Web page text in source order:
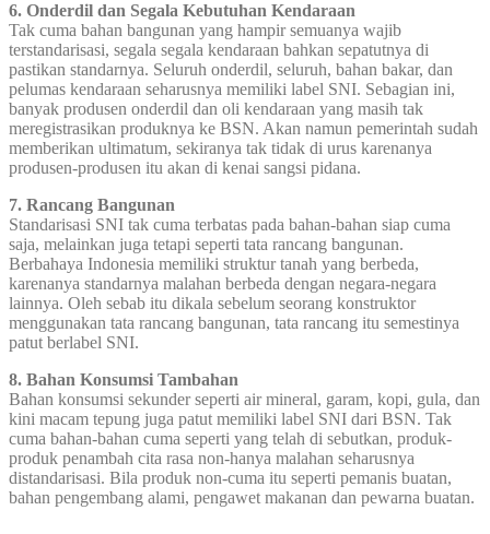
6. Onderdil dan Segala Kebutuhan Kendaraan
Tak cuma bahan bangunan yang hampir semuanya wajib
terstandarisasi, segala segala kendaraan bahkan sepatutnya di
pastikan standarnya. Seluruh onderdil, seluruh, bahan bakar, dan
pelumas kendaraan seharusnya memiliki label SNI. Sebagian ini,
banyak produsen onderdil dan oli kendaraan yang masih tak
meregistrasikan produknya ke BSN. Akan namun pemerintah sudah
memberikan ultimatum, sekiranya tak tidak di urus karenanya
produsen-produsen itu akan di kenai sangsi pidana.
7. Rancang Bangunan
Standarisasi SNI tak cuma terbatas pada bahan-bahan siap cuma
saja, melainkan juga tetapi seperti tata rancang bangunan.
Berbahaya Indonesia memiliki struktur tanah yang berbeda,
karenanya standarnya malahan berbeda dengan negara-negara
lainnya. Oleh sebab itu dikala sebelum seorang konstruktor
menggunakan tata rancang bangunan, tata rancang itu semestinya
patut berlabel SNI.
8. Bahan Konsumsi Tambahan
Bahan konsumsi sekunder seperti air mineral, garam, kopi, gula, dan
kini macam tepung juga patut memiliki label SNI dari BSN. Tak
cuma bahan-bahan cuma seperti yang telah di sebutkan, produk-
produk penambah cita rasa non-hanya malahan seharusnya
distandarisasi. Bila produk non-cuma itu seperti pemanis buatan,
bahan pengembang alami, pengawet makanan dan pewarna buatan.